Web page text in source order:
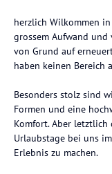
herzlich Wilkommen
grossem Aufwand
von Grund auf
haben keinen Bereich
Besonders stolz sind
Formen und eine
Komfort. Aber
Urlaubstage bei uns
Erlebnis zu machen.